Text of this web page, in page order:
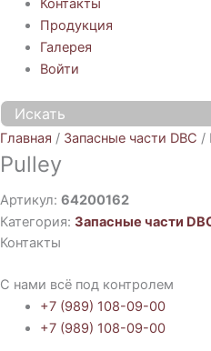
Контакты
Продукция
Галерея
Войти
Главная / Запасные части DBC /
Pulley
Артикул: 64200162
Категория: Запасные части
Контакты
С нами всё под контролем
+7 (989) 108-09-00
+7 (989) 108-09-00